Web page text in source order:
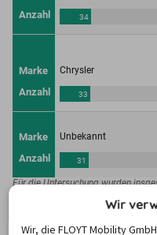
Wir
Wir, die FLOYT Mobility